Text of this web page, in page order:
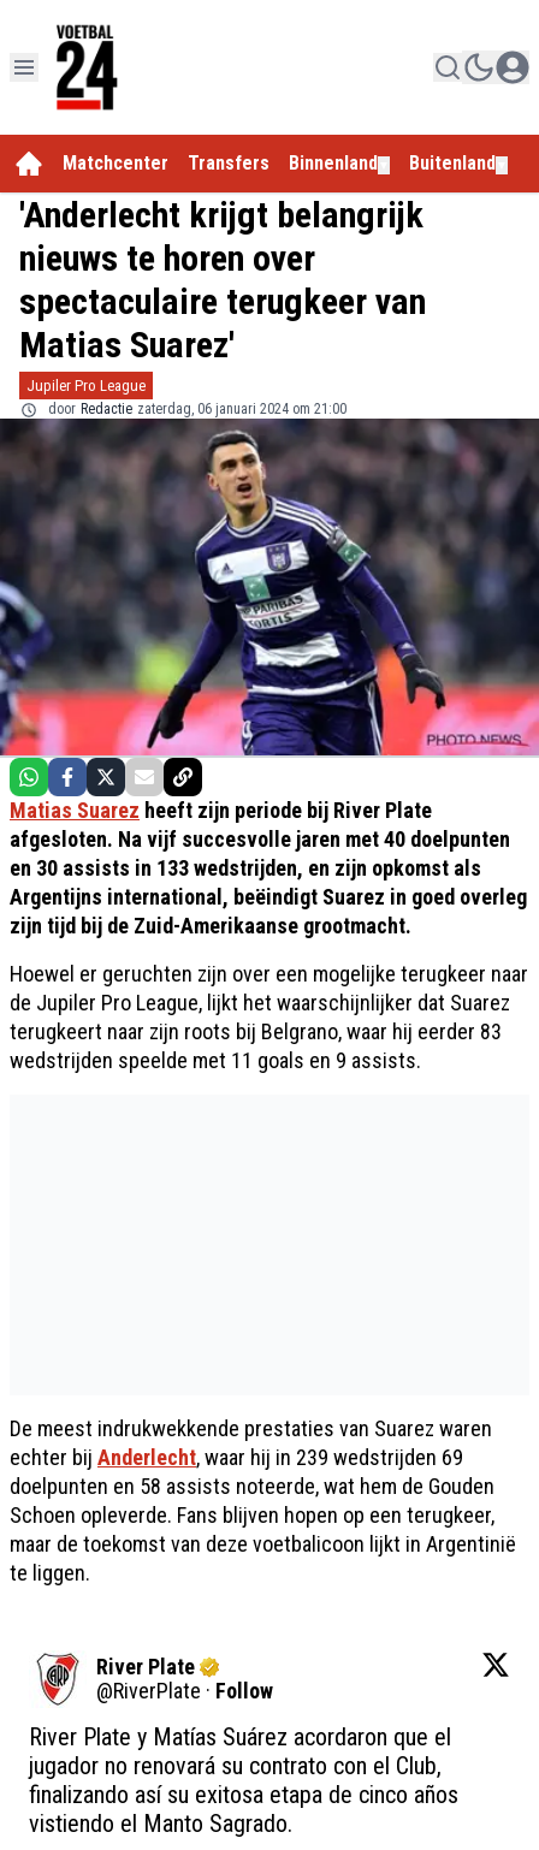
Matchcenter Transfers Binnenland Buitenland
'Anderlecht krijgt belangrijk
nieuws te horen over
spectaculaire terugkeer van
Matias Suarez'
Jupiler Pro League
door Redactie zaterdag, 06 januari 2024 om 21:00
Matias Suarez heeft zijn periode bij River Plate
afgesloten. Na vijf succesvolle jaren met 40 doelpunten
en 30 assists in 133 wedstrijden, en zijn opkomst als
Argentijns international, beëindigt Suarez in goed overleg
zijn tijd bij de Zuid-Amerikaanse grootmacht.
Hoewel er geruchten zijn over een mogelijke terugkeer naar
de Jupiler Pro League, lijkt het waarschijnlijker dat Suarez
terugkeert naar zijn roots bij Belgrano, waar hij eerder 83
wedstrijden speelde met 11 goals en 9 assists.
De meest indrukwekkende prestaties van Suarez waren
echter bij Anderlecht, waar hij in 239 wedstrijden 69
doelpunten en 58 assists noteerde, wat hem de Gouden
Schoen opleverde. Fans blijven hopen op een terugkeer,
maar de toekomst van deze voetbalicoon lijkt in Argentinië
te liggen.
River Plate
@RiverPlate · Follow
River Plate y Matías Suárez acordaron que el
jugador no renovará su contrato con el Club,
finalizando así su exitosa etapa de cinco años
vistiendo el Manto Sagrado.